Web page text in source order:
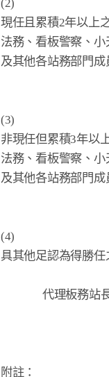
(2)
現任且累積2年以上
法務、看板警察、小
及其他各站務部門成
(3)
非現任但累積3年以
法務、看板警察、小
及其他各站務部門成
(4)
具其他足認為得勝任
附註：